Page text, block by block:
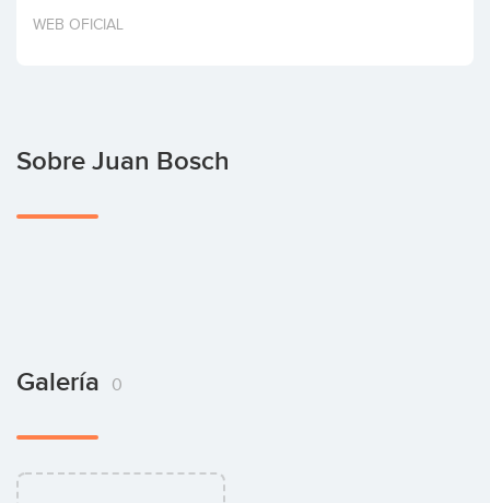
Invertir
WEB OFICIAL
Sobre Juan Bosch
Galería 0